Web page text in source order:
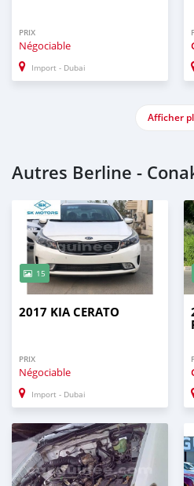
PRIX
Négociable
Import - Dubai
Afficher
Autres Berline -
15
2017 KIA CERATO
PRIX
Négociable
Import - Dubai